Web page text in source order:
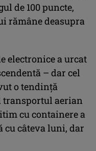
de 100 puncte,
rămâne deasupra
electronice a urcat
– dar cel
o tendinţă
transportul aerian
cu containere a
cu câteva luni, dar